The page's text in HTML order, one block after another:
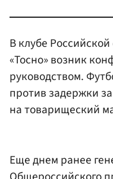
В клубе
«Тосно» возник
руководством.
против задержки
на товарищеский
Еще днем ранее